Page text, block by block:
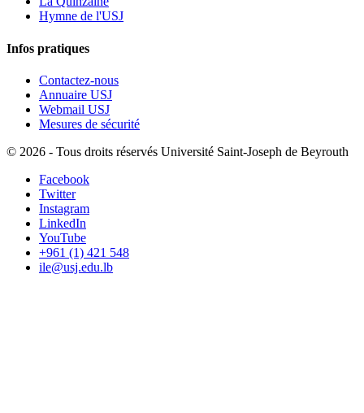
Hymne de l'USJ
Infos pratiques
Contactez-nous
Annuaire USJ
Webmail USJ
Mesures de sécurité
© 2026 - Tous droits réservés Université Saint-Joseph de Beyrouth
Facebook
Twitter
Instagram
LinkedIn
YouTube
+961 (1) 421 548
ile@usj.edu.lb